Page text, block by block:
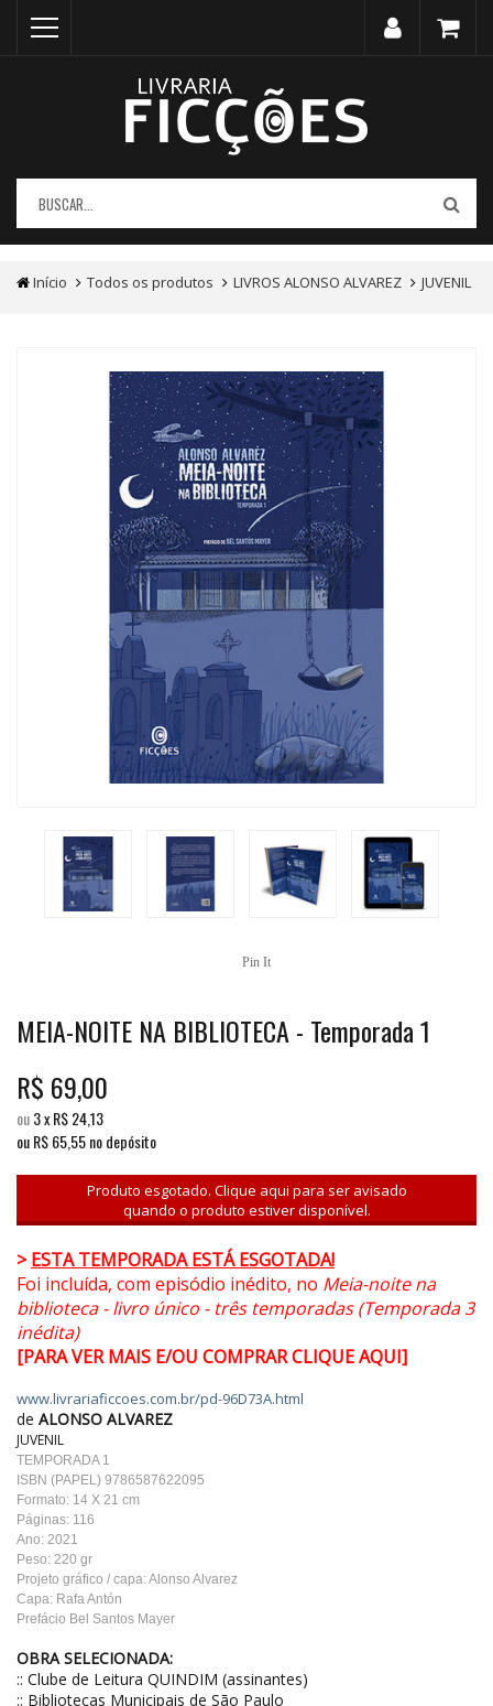
Início Todos os produtos LIVROS ALONSO ALVAREZ JUVENIL
Pin It
MEIA-NOITE NA BIBLIOTECA - Temporada 1
R$ 69,00
ou3xR$24,13
ou R$65,55no depósito
Produto esgotado. Clique aqui para ser avisado
quando o produto estiver disponível.
>ESTA TEMPORADA ESTÁ ESGOTADA!
Foi incluída, com episódio inédito, no Meia-noite na
biblioteca - livro único - três temporadas (Temporada 3
inédita)
[PARA VER MAIS E/OU COMPRAR CLIQUE AQUI]
www.livrariaficcoes.com.br/pd-96D73A.html
de ALONSO ALVAREZ
JUVENIL
TEMPORADA 1
ISBN (PAPEL) 9786587622095
Formato: 14 X 21 cm
Páginas: 116
Ano: 2021
Peso: 220 gr
Projeto gráfico / capa: Alonso Alvarez
Capa: Rafa Antón
Prefácio Bel Santos Mayer
OBRA SELECIONADA:
:: Clube de Leitura QUINDIM (assinantes)
:: Bibliotecas Municipais de São Paulo